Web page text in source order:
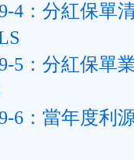
4：分紅保單
5：分紅保單
6：當年度利